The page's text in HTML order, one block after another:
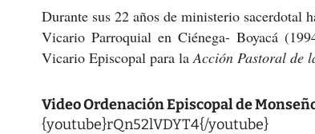
Durante sus 22 años de ministerio sacerdotal
Vicario Parroquial en Ciénega- Boyacá
Vicario Episcopal para laAcción Pastoral de
Video Ordenación Episcopal de
{youtube}rQn52lVDYT4{/youtube}